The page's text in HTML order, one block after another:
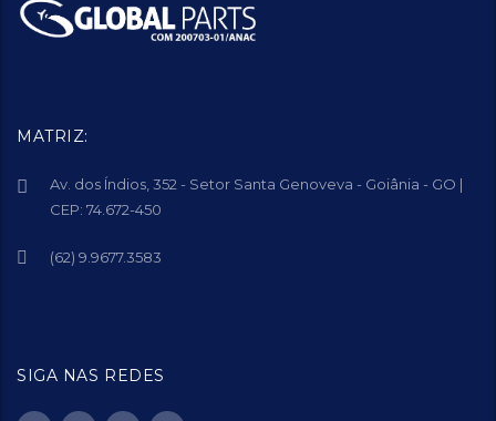
MATRIZ:
Av. dos Índios, 352 - Setor Santa Genoveva - Goiânia - GO |
CEP: 74.672-450
(62) 9.9677.3583
SIGA NAS REDES